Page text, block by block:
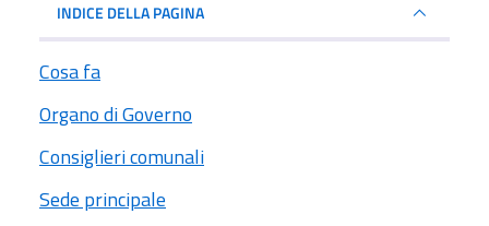
INDICE DELLA PAGINA
Cosa fa
Organo di Governo
Consiglieri comunali
Sede principale